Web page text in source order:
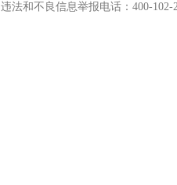
违法和不良信息举报电话：400-